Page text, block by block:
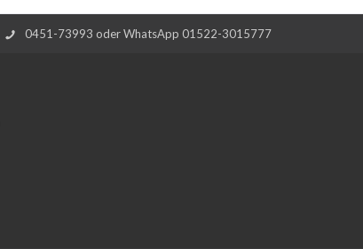
0451-73993 oder WhatsApp 01522-3015777